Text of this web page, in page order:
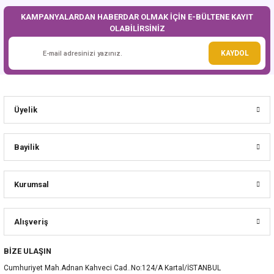
Sepete Ekle Sepete Ekle
Mavi Sıvı Gıda Boyası 20 ml
40,00 TL
Sepete Ekle
Mor Sıvı Gıda Boyası 20 ml
40,00 TL
Sepete Ekle
KAMPANYALARDAN HABERDAR OLMAK İÇİN E-BÜLTENE KAYIT
OLABİLİRSİNİZ
KAYDOL
Üyelik
Bayilik
Kurumsal
Alışveriş
BİZE ULAŞIN
Cumhuriyet Mah.Adnan Kahveci Cad..No:124/A Kartal/İSTANBUL